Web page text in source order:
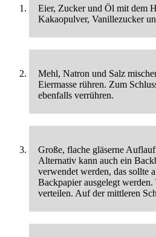
Eier, Zucker und Öl mit dem
Kakaopulver, Vanillezucker
Mehl, Natron und Salz
Eiermasse rühren. Zum
ebenfalls verrühren.
Große, flache gläserne
Alternativ kann auch ein
verwendet werden, das sollte
Backpapier ausgelegt
verteilen. Auf der mittleren